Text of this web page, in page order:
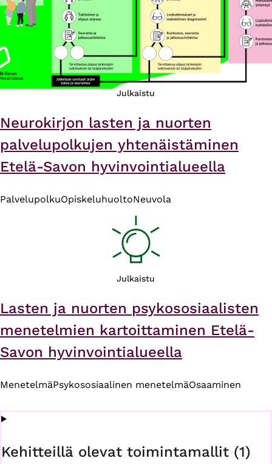
Julkaistu
Neurokirjon lasten ja nuorten
palvelupolkujen yhtenäistäminen
Etelä-Savon hyvinvointialueella
PalvelupolkuOpiskeluhuoltoNeuvola
Julkaistu
Lasten ja nuorten psykososiaalisten
menetelmien kartoittaminen Etelä-
Savon hyvinvointialueella
MenetelmäPsykososiaalinen menetelmäOsaaminen
Kehitteillä olevat toimintamallit (1)